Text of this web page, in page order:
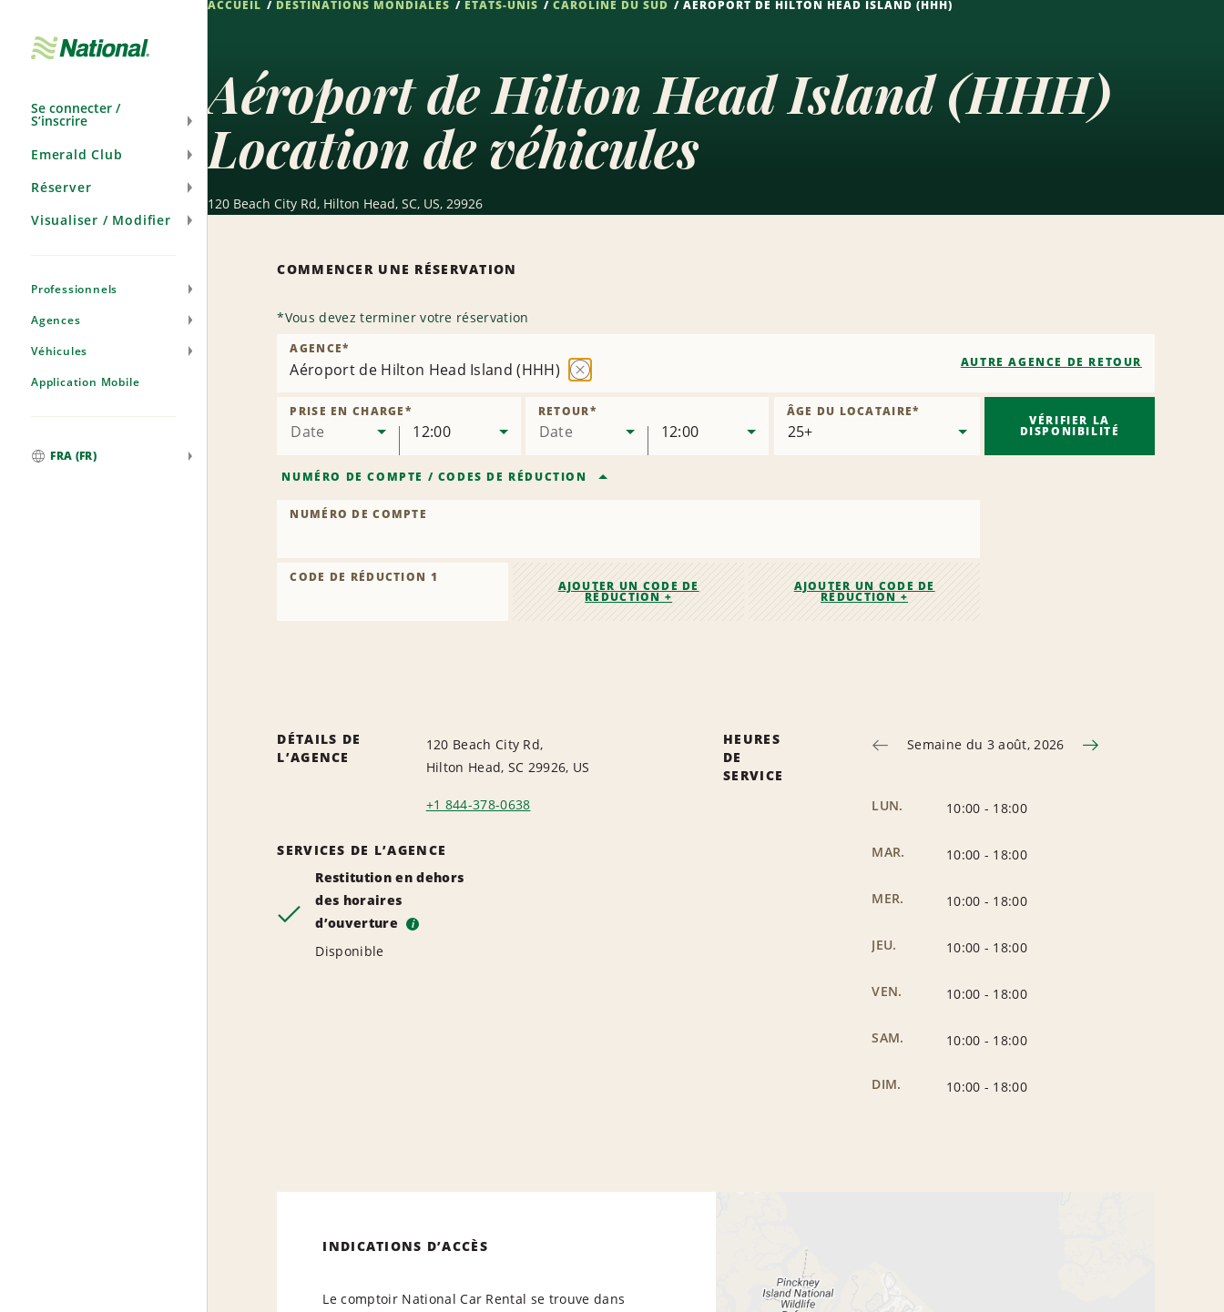
navigation
Se connecter /
S’inscrire
Emerald Club
Réserver
Visualiser / Modifier
Professionnels
Agences
Véhicules
Application Mobile
FRA (FR)
ACCUEIL DESTINATIONS MONDIALES ÉTATS-UNIS CAROLINE DU SUD AÉROPORT DE HILTON HEAD ISLAND (HHH)
Aéroport de Hilton Head Island (HHH)
Location de véhicules
120 Beach City Rd, Hilton Head, SC, US, 29926
COMMENCER UNE RÉSERVATION
*Vous devez terminer votre réservation
Aéroport de Hilton Head Island (HHH)
l’agence
AGENCE*
AUTRE AGENCE DE RETOUR
Date
PRISE EN CHARGE*
12:00 Date
RETOUR*
12:00
ÂGE DU LOCATAIRE*
NUMÉRO DE COMPTE / CODES DE RÉDUCTION
NUMÉRO DE COMPTE
CODE DE RÉDUCTION 1
AJOUTER UN CODE DE
RÉDUCTION +
AJOUTER UN CODE DE
RÉDUCTION +
VÉRIFIER LA
DISPONIBILITÉ
DÉTAILS DE
L’AGENCE
120 Beach City Rd,
Hilton Head, SC 29926, US
+1 844-378-0638
SERVICES DE L’AGENCE
Restitution en dehors
des horaires
d’ouverture
i
Disponible
HEURES
DE
SERVICE
Semaine du 3 août, 2026
LUN. 10:00 - 18:00
MAR. 10:00 - 18:00
MER. 10:00 - 18:00
JEU. 10:00 - 18:00
VEN. 10:00 - 18:00
SAM. 10:00 - 18:00
DIM. 10:00 - 18:00
INDICATIONS D’ACCÈS
Le comptoir National Car Rental se trouve dans